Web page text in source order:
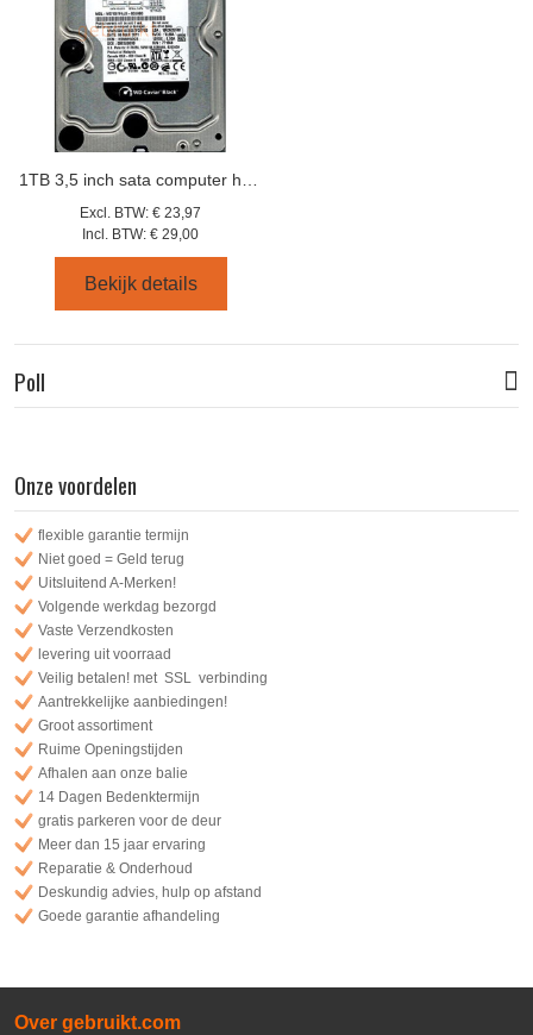
1TB 3,5 inch sata computer hardeschijf
Excl. BTW: € 23,97
Incl. BTW: € 29,00
Bekijk details
Poll
Onze voordelen
flexible garantie termijn
Niet goed = Geld terug
Uitsluitend A-Merken!
Volgende werkdag bezorgd
Vaste Verzendkosten
levering uit voorraad
Veilig betalen! met SSL verbinding
Aantrekkelijke aanbiedingen!
Groot assortiment
Ruime Openingstijden
Afhalen aan onze balie
14 Dagen Bedenktermijn
gratis parkeren voor de deur
Meer dan 15 jaar ervaring
Reparatie & Onderhoud
Deskundig advies, hulp op afstand
Goede garantie afhandeling
Over gebruikt.com